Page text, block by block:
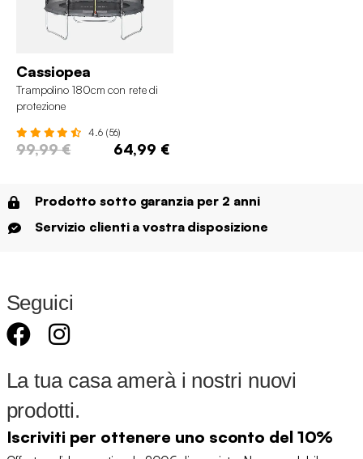
Cassiopea
Trampolino 180cm con rete di
protezione
4.6 (56)
99,99 € 64,99 €
Prodotto sotto garanzia per 2 anni
Servizio clienti a vostra disposizione
Seguici
La tua casa amerà i nostri nuovi
prodotti.
Iscriviti per ottenere uno sconto del 10%